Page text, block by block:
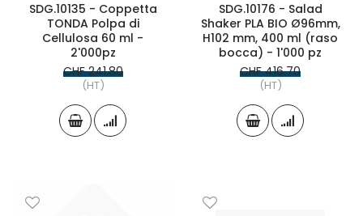
SDG.10135 - Coppetta
TONDA Polpa di
Cellulosa 60 ml -
2'000pz
CHF 241.80
(HT)
SDG.10176 - Salad
Shaker PLA BIO Ø96mm,
H102 mm, 400 ml (raso
bocca) - 1'000 pz
CHF 416.70
(HT)